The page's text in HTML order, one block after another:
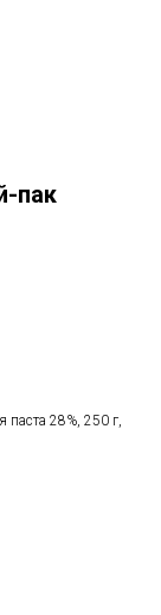
пак
паста 28%, 250 г,